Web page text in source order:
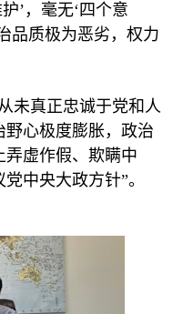
’，毫无‘四个意
品质极为恶劣，权力
未真正忠诚于党和人
野心极度膨胀，政治
弄虚作假、欺瞒中
中央大政方针”。